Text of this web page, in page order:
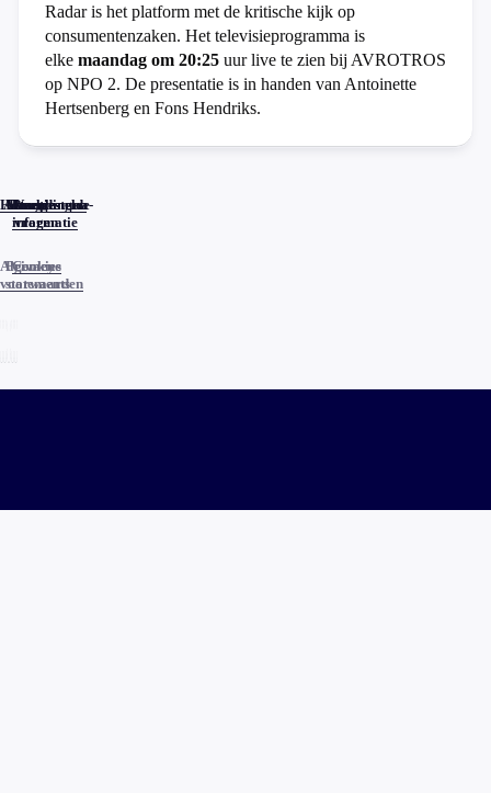
Radar is het platform met de kritische kijk op
consumentenzaken. Het televisieprogramma is
elke maandag om 20:25 uur live te zien bij AVROTROS
op NPO 2. De presentatie is in handen van Antoinette
Hertsenberg en Fons Hendriks.
Home
Actueel
Uitzendingen
Reacties
Programma-
informatie
Veelgestelde
vragen
Algemene
voorwaarden
Privacy
statements
Cookies